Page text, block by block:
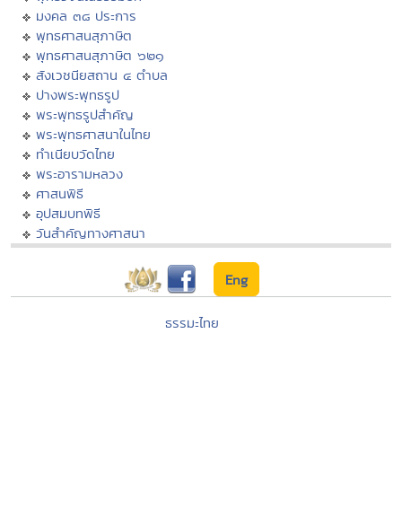
มงคล ๓๘ ประการ
พุทธศาสนสุภาษิต
พุทธศาสนสุภาษิต ๖๒๑
สังเวชนียสถาน ๔ ตำบล
ปางพระพุทธรูป
พระพุทธรูปสำคัญ
พระพุทธศาสนาในไทย
ทำเนียบวัดไทย
พระอารามหลวง
ศาสนพิธี
อุปสมบทพิธี
วันสำคัญทางศาสนา
Eng
ธรรมะไทย